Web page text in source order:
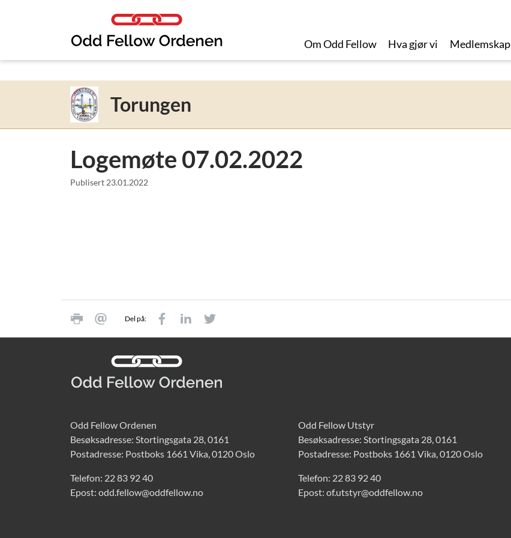
Om Odd Fellow Hva gjør vi Medlemskap
Torungen
Logemøte 07.02.2022
Publisert 23.01.2022
Del på:
Odd Fellow Ordenen
Besøksadresse: Stortingsgata 28, 0161
Postadresse: Postboks 1661 Vika, 0120 Oslo
Telefon: 22 83 92 40
Epost: odd.fellow@oddfellow.no
Odd Fellow Utstyr
Besøksadresse: Stortingsgata 28, 0161
Postadresse: Postboks 1661 Vika, 0120 Oslo
Telefon: 22 83 92 40
Epost: of.utstyr@oddfellow.no